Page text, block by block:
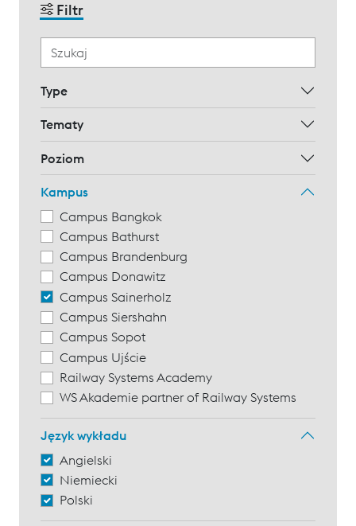
Filtr
Type
Tematy
Poziom
Kampus
Campus Bangkok
Campus Bathurst
Campus Brandenburg
Campus Donawitz
Campus Sainerholz
Campus Siershahn
Campus Sopot
Campus Ujście
Railway Systems Academy
WS Akademie partner of Railway Systems
Język wykładu
Angielski
Niemiecki
Polski